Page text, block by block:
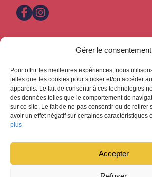
Gérer le consentement
Pour offrir les meilleures expériences, nous
telles que les cookies pour stocker et/ou accéder
appareils. Le fait de consentir à ces technologies
des données telles que le comportement de
sur ce site. Le fait de ne pas consentir ou de retirer
avoir un effet négatif sur certaines caractéristiques
plus
Accepter
Nous trouver
Inscription Newsletter
Fermetures
Design : Ludovic Chappex & Cédric Raccio
Développement :